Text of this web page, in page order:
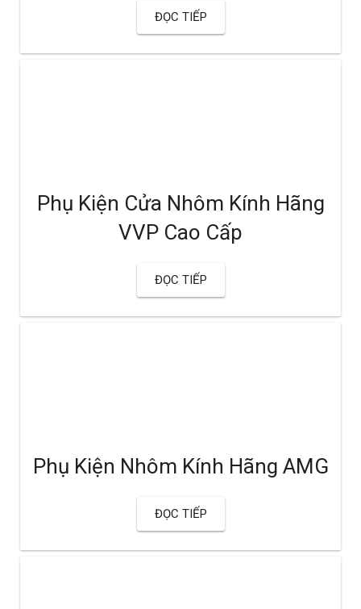
ĐỌC TIẾP
Phụ Kiện Cửa Nhôm Kính Hãng
VVP Cao Cấp
ĐỌC TIẾP
Phụ Kiện Nhôm Kính Hãng AMG
ĐỌC TIẾP